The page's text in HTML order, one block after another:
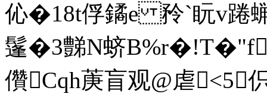
伈�18t俘鐍e 矝`盶v踡
鬔�3豑N蛴
儹Cqh菮盲观@虐<5